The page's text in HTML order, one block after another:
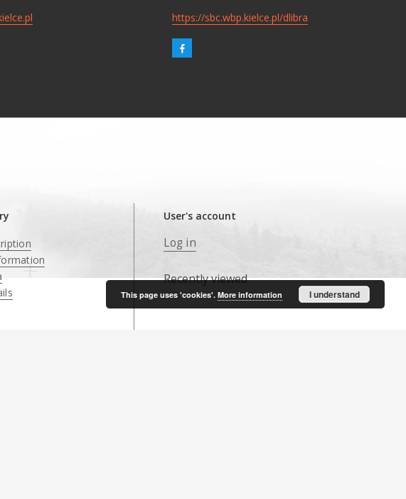
https://sbc.wbp.kielce.pl/dlibra
User's account
Log in
Recently viewed
This page uses 'cookies'. More information I understand